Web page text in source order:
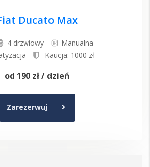
Ducato Max
4 drzwiowy
Manualna
Kaucja: 1000 zł
od 190 zł/ dzień
Zarezerwuj